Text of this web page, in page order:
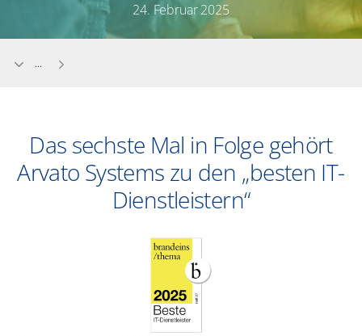
24. Februar 2025
...
Das sechste Mal in Folge gehört
Arvato Systems zu den „besten IT-
Dienstleistern“